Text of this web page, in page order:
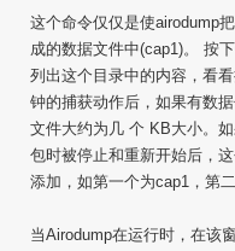
这个命令仅仅是使airodump
成的数据文件中(cap1)。 按
列出这个目录中的内容，看
钟的捕获动作后，如果有数
文件大约为几 个 KB大小。
包时被停止和重新开始后，
添加，如第一个为cap1，第
当Airodump在运行时，在该